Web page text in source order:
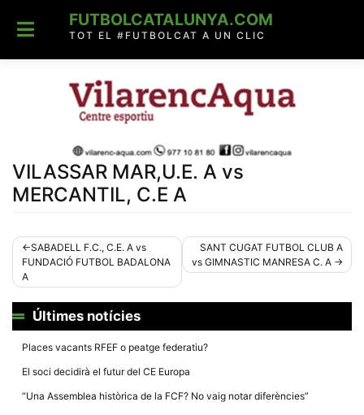
content
FUTBOLCATALUNYA.COM
TOT EL #FUTBOLCAT A UN CLIC
VILASSAR MAR,U.E. A vs
MERCANTIL, C.E A
Navegació
d'entrades
SABADELL F.C., C.E. A vs
FUNDACIÓ FUTBOL BADALONA
A
SANT CUGAT FUTBOL CLUB A
vs GIMNASTIC MANRESA C. A
Últimes notícies
Places vacants RFEF o peatge federatiu?
El soci decidirà el futur del CE Europa
“Una Assemblea històrica de la FCF? No vaig notar diferències”